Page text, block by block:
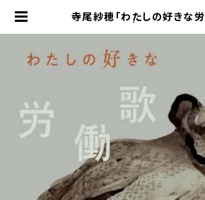
寺尾紗穂「わたしの好きな労